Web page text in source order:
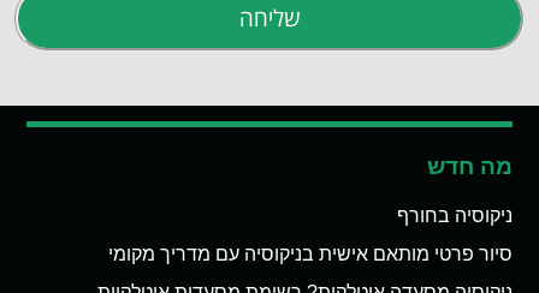
שליחה
מה חדש
ניקוסיה בחורף
סיור פרטי מותאם אישית בניקוסיה עם מדריך מקומי